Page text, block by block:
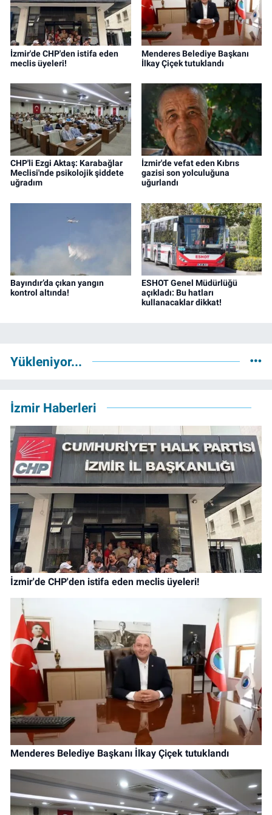
İzmir'de CHP'den istifa eden
meclis üyeleri!
Menderes Belediye Başkanı
İlkay Çiçek tutuklandı
CHP'li Ezgi Aktaş: Karabağlar
Meclisi'nde psikolojik şiddete
uğradım
İzmir'de vefat eden Kıbrıs
gazisi son yolculuğuna
uğurlandı
Bayındır’da çıkan yangın
kontrol altında!
ESHOT Genel Müdürlüğü
açıkladı: Bu hatları
kullanacaklar dikkat!
Yükleniyor...
İzmir Haberleri
İzmir'de CHP'den istifa eden meclis üyeleri!
Menderes Belediye Başkanı İlkay Çiçek tutuklandı